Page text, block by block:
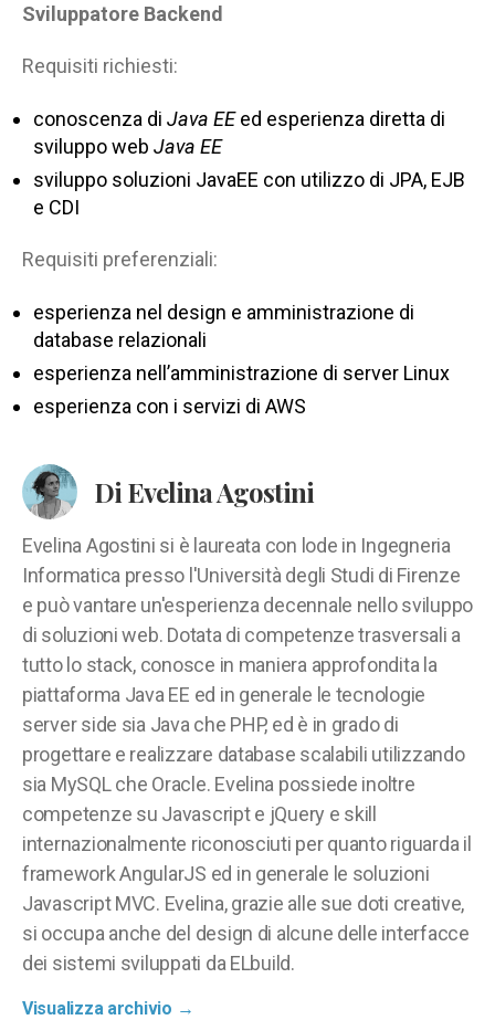
Sviluppatore Backend
Requisiti richiesti:
conoscenza di Java EEed esperienza diretta di
sviluppo web Java EE
sviluppo soluzioni JavaEE con utilizzo di JPA, EJB
e CDI
Requisiti preferenziali:
esperienza nel design e amministrazione di
database relazionali
esperienza nell’amministrazione di server Linux
esperienza con i servizi di AWS
Di Evelina Agostini
Evelina Agostini si è laureata con lode in Ingegneria
Informatica presso l'Università degli Studi di Firenze
e può vantare un'esperienza decennale nello sviluppo
di soluzioni web. Dotata di competenze trasversali a
tutto lo stack, conosce in maniera approfondita la
piattaforma Java EE ed in generale le tecnologie
server side sia Java che PHP, ed è in grado di
progettare e realizzare database scalabili utilizzando
sia MySQL che Oracle. Evelina possiede inoltre
competenze su Javascript e jQuery e skill
internazionalmente riconosciuti per quanto riguarda il
framework AngularJS ed in generale le soluzioni
Javascript MVC. Evelina, grazie alle sue doti creative,
si occupa anche del design di alcune delle interfacce
dei sistemi sviluppati da ELbuild.
Visualizza archivio →